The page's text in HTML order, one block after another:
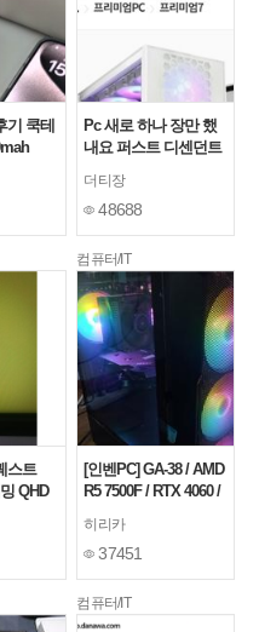
기 쿡테
Pc 새로 하나 장만 했
내요 퍼스트 디센던트
더티장
48688
스트
QHD
컴퓨터/IT
[인벤PC] GA-38 / AMD
R5 7500F / RTX 4060 /
컴퓨터 / EVENT PC!
구입했습니다
히리카
37451
컴퓨터/IT